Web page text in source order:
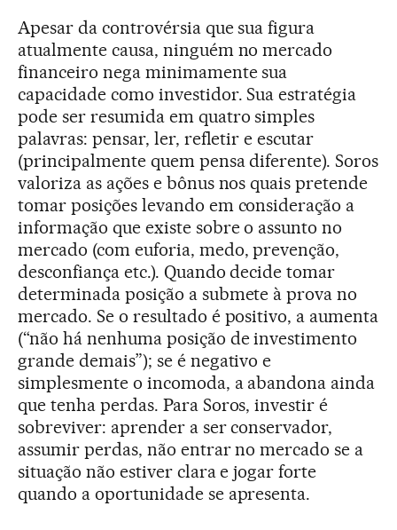
Apesar da controvérsia que sua figura
atualmente causa, ninguém no mercado
financeiro nega minimamente sua
capacidade como investidor. Sua estratégia
pode ser resumida em quatro simples
palavras: pensar, ler, refletir e escutar
(principalmente quem pensa diferente). Soros
valoriza as ações e bônus nos quais pretende
tomar posições levando em consideração a
informação que existe sobre o assunto no
mercado (com euforia, medo, prevenção,
desconfiança etc.). Quando decide tomar
determinada posição a submete à prova no
mercado. Se o resultado é positivo, a aumenta
(“não há nenhuma posição de investimento
grande demais”); se é negativo e
simplesmente o incomoda, a abandona ainda
que tenha perdas. Para Soros, investir é
sobreviver: aprender a ser conservador,
assumir perdas, não entrar no mercado se a
situação não estiver clara e jogar forte
quando a oportunidade se apresenta.